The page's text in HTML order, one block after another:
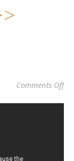
Comments Offon